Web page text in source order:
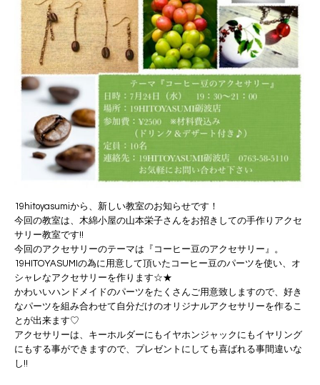
19hitoyasumiから、新しい教室のお知らせです！
今回の教室は、木綿小屋の山本栄子さんをお招きしての手作りアクセ
サリー教室です!!
今回のアクセサリーのテーマは『コーヒー豆のアクセサリー』。
19HITOYASUMIの為に用意して頂いたコーヒー豆のパーツを使い、オ
シャレなアクセサリーを作ります☆★
かわいいハンドメイドのパーツをたくさんご用意致しますので、好き
なパーツを組み合わせて自分だけのオリジナルアクセサリーを作るこ
とが出来ます♡
アクセサリーは、キーホルダーにもイヤホンジャックにもイヤリング
にもする事ができますので、プレゼントにしても喜ばれる事間違いな
し!!